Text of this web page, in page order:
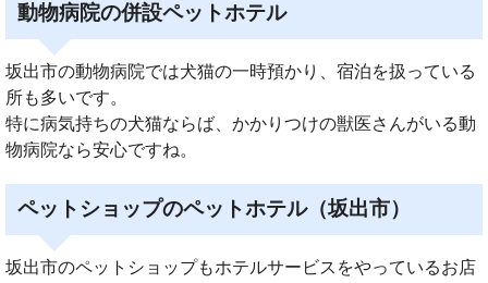
動物病院の併設ペットホテル
坂出市の動物病院では犬猫の一時預かり、宿泊を扱っている
所も多いです。
特に病気持ちの犬猫ならば、かかりつけの獣医さんがいる動
物病院なら安心ですね。
ペットショップのペットホテル（坂出市）
坂出市のペットショップもホテルサービスをやっているお店